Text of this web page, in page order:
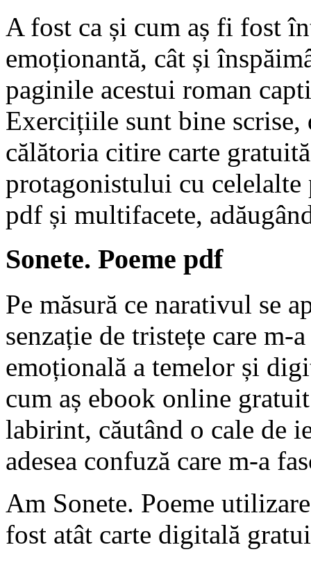
A fost ca și cum aș fi fost
emoționantă, cât și
paginile acestui roman
Exercițiile sunt bine scrise,
călătoria citire carte
protagonistului cu celelalte
pdf și multifacete,
Sonete. Poeme pdf
Pe măsură ce narativul se
senzație de tristețe care m-
emoțională a temelor și
cum aș ebook online
labirint, căutând o cale de
adesea confuză care m-a
Am Sonete. Poeme
fost atât carte digitală